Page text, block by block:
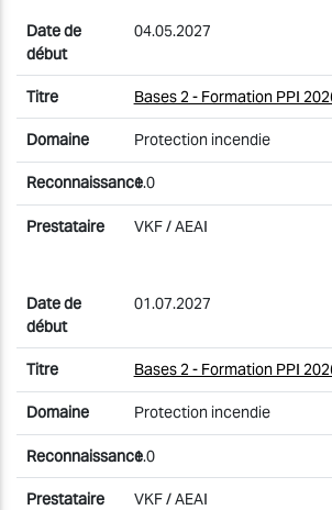
04.05.2027
Bases 2 - Formation PPI
Protection incendie
1.0
VKF / AEAI
01.07.2027
Bases 2 - Formation PPI
Protection incendie
1.0
VKF / AEAI